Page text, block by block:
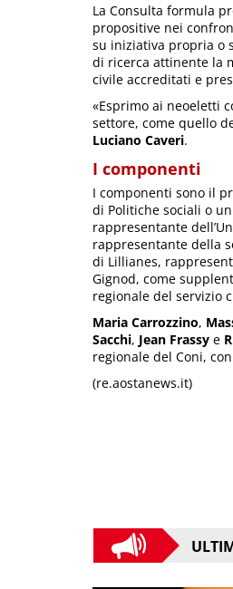
La Consulta formula
propositive nei
su iniziativa propria o
di ricerca attinente la
civile accreditati e
«Esprimo ai neoeletti
settore, come quello
Luciano Caveri.
I componenti
I componenti sono il
di Politiche sociali o
rappresentante
rappresentante della
di Lillianes,
Gignod, come
regionale del servizio
Maria Carrozzino,
Sacchi, Jean Frassy e
regionale del Coni, con
(re.aostanews.it)